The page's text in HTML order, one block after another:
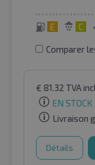
E C
Comparer
€ 81.32 TVA
EN STOCK
Livraison
Détails